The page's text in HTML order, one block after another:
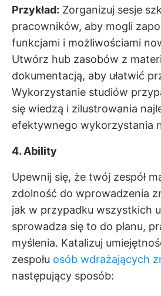
Przykład: Zorganizuj sesje
pracowników, aby mogli
funkcjami i możliwościami
Utwórz hub zasobów z
dokumentacją, aby ułatwić
Wykorzystanie studiów
się wiedzą i zilustrowania
efektywnego wykorzystania
4. Ability
Upewnij się, że twój zespół
zdolność do wprowadzenia
jak w przypadku wszystkich
sprowadza się to do planu,
myślenia. Katalizuj
zespołu osób wdrażających
następujący sposób: